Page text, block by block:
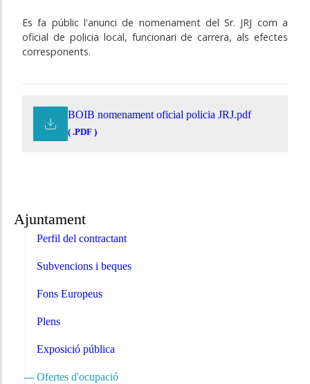
Ajuntament
Perfil del contractant
Subvencions i beques
Fons Europeus
Plens
Exposició pública
Ofertes d'ocupació
Es fa públic l'anunci de nomenament del Sr. JRJ com a
oficial de policia local, funcionari de carrera, als efectes
corresponents.
BOIB nomenament oficial policia JRJ.pdf
( .PDF )